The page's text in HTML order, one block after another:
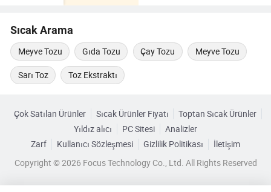
Sıcak Arama
Meyve Tozu Gıda Tozu Çay Tozu Meyve Tozu
Sarı Toz Toz Ekstraktı
Çok Satılan Ürünler Sıcak Ürünler Fiyatı
Toptan Sıcak Ürünler
Yıldız alıcı
PC Sitesi
Analizler
Zarf
Kullanıcı Sözleşmesi Gizlilik Politikası
İletişim
Copyright © 2026 Focus Technology Co., Ltd. All Rights Reserved